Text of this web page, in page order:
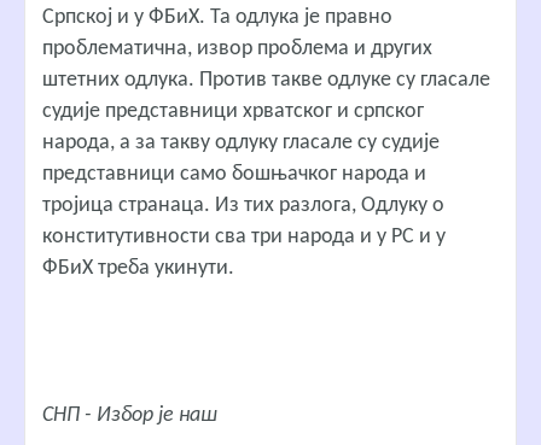
Српској и у ФБиХ. Та одлука је правно
проблематична, извор проблема и других
штетних одлука. Против такве одлуке су гласале
судије представници хрватског и српског
народа, а за такву одлуку гласале су судије
представници само бошњачког народа и
тројица странаца. Из тих разлога, Одлуку о
конститутивности сва три народа и у РС и у
ФБиХ треба укинути.
СНП - Избор је наш